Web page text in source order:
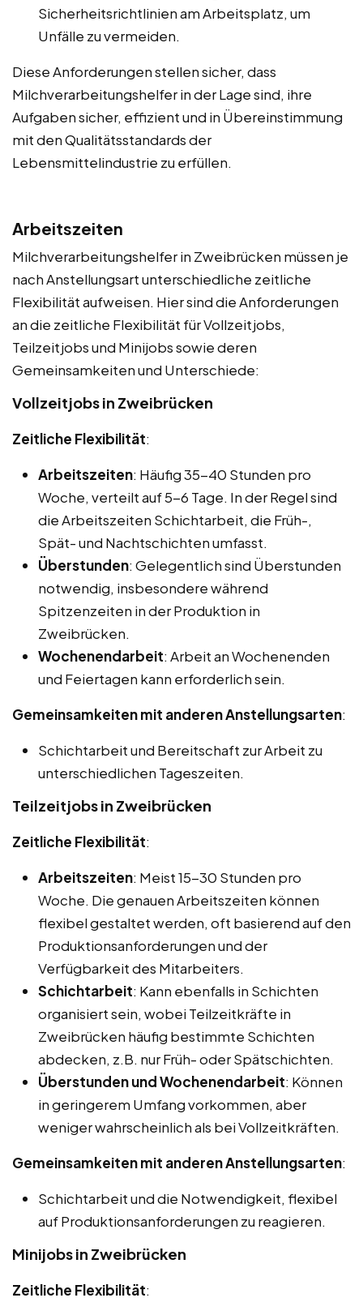
Sicherheitsrichtlinien am Arbeitsplatz, um
Unfälle zu vermeiden.
Diese Anforderungen stellen sicher, dass
Milchverarbeitungshelfer in der Lage sind, ihre
Aufgaben sicher, effizient und in Übereinstimmung
mit den Qualitätsstandards der
Lebensmittelindustrie zu erfüllen.
Arbeitszeiten
Milchverarbeitungshelfer in Zweibrücken müssen je
nach Anstellungsart unterschiedliche zeitliche
Flexibilität aufweisen. Hier sind die Anforderungen
an die zeitliche Flexibilität für Vollzeitjobs,
Teilzeitjobs und Minijobs sowie deren
Gemeinsamkeiten und Unterschiede:
Vollzeitjobs in Zweibrücken
Zeitliche Flexibilität:
Arbeitszeiten: Häufig 35-40 Stunden pro
Woche, verteilt auf 5-6 Tage. In der Regel sind
die Arbeitszeiten Schichtarbeit, die Früh-,
Spät- und Nachtschichten umfasst.
Überstunden: Gelegentlich sind Überstunden
notwendig, insbesondere während
Spitzenzeiten in der Produktion in
Zweibrücken.
Wochenendarbeit: Arbeit an Wochenenden
und Feiertagen kann erforderlich sein.
Gemeinsamkeiten mit anderen Anstellungsarten:
Schichtarbeit und Bereitschaft zur Arbeit zu
unterschiedlichen Tageszeiten.
Teilzeitjobs in Zweibrücken
Zeitliche Flexibilität:
Arbeitszeiten: Meist 15-30 Stunden pro
Woche. Die genauen Arbeitszeiten können
flexibel gestaltet werden, oft basierend auf den
Produktionsanforderungen und der
Verfügbarkeit des Mitarbeiters.
Schichtarbeit: Kann ebenfalls in Schichten
organisiert sein, wobei Teilzeitkräfte in
Zweibrücken häufig bestimmte Schichten
abdecken, z.B. nur Früh- oder Spätschichten.
Überstunden und Wochenendarbeit: Können
in geringerem Umfang vorkommen, aber
weniger wahrscheinlich als bei Vollzeitkräften.
Gemeinsamkeiten mit anderen Anstellungsarten:
Schichtarbeit und die Notwendigkeit, flexibel
auf Produktionsanforderungen zu reagieren.
Minijobs in Zweibrücken
Zeitliche Flexibilität: